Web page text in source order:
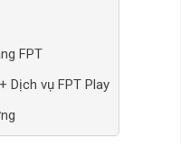
FPT
Dịch vụ FPT Play